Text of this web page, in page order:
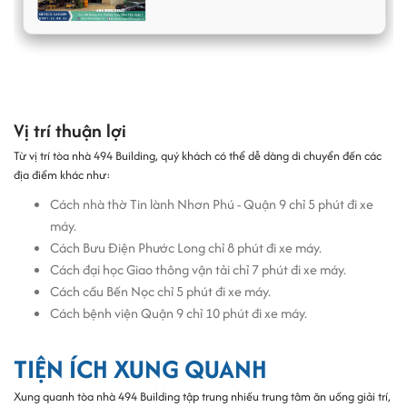
494 Building được xây dựng với kết cấu 1 hầm - 1 trệt - 3 tầng, đem
đến tổng diện tích văn phòng cho thuê tại Quận 9 gần 600m2. Diện
thiết bị cần thiết như:
Hệ thống phòng cháy và chữa cháy đạt tiêu chuẩn.
1 thang máy và 1 thang bộ đáp ứng tốt nhu cầu của
khách thuê.
Nhà vệ sinh riêng biệt cho mỗi tầng.
Hệ thống camera hiện đại.
Hệ thống điều hòa đời mới.
Hệ thống máy phát điện dự phòng.
Tiện ích và dịch vụ của cao ốc văn phòng
cho thuê 494 Building
Vị trí thuận lợi
Từ vị trí tòa nhà 494 Building, quý khách có thể dễ dàng di chuyển đến các
địa điểm khác như:
Cách nhà thờ Tin lành Nhơn Phú - Quận 9 chỉ 5 phút đi xe
máy.
Cách Bưu Điện Phước Long chỉ 8 phút đi xe máy.
Cách đại học Giao thông vận tải chỉ 7 phút đi xe máy.
Cách cầu Bến Nọc chỉ 5 phút đi xe máy.
Cách bệnh viện Quận 9 chỉ 10 phút đi xe máy.
TIỆN ÍCH XUNG QUANH
Xung quanh tòa nhà 494 Building tập trung nhiều trung tâm ăn uống giải trí,